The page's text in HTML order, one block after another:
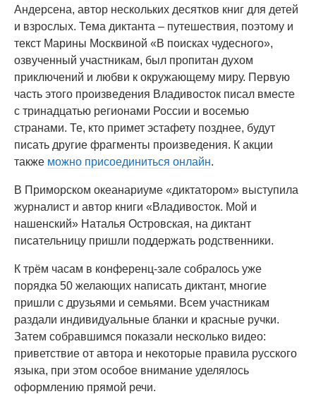
Андерсена, автор нескольких десятков книг для детей
и взрослых. Тема диктанта – путешествия, поэтому и
текст Марины Москвиной «В поисках чудесного»,
озвученный участникам, был пропитан духом
приключений и любви к окружающему миру. Первую
часть этого произведения Владивосток писал вместе
с тринадцатью регионами России и восемью
странами. Те, кто примет эстафету позднее, будут
писать другие фрагменты произведения. К акции
также можно присоединиться онлайн.
В Приморском океанариуме «диктатором» выступила
журналист и автор книги «Владивосток. Мой и
нашенский» Наталья Островская, на диктант
писательницу пришли поддержать родственники.
К трём часам в конференц-зале собралось уже
порядка 50 желающих написать диктант, многие
пришли с друзьями и семьями. Всем участникам
раздали индивидуальные бланки и красные ручки.
Затем собравшимся показали несколько видео:
приветствие от автора и некоторые правила русского
языка, при этом особое внимание уделялось
оформлению прямой речи.